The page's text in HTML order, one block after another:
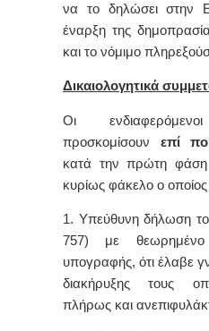
να το δηλώσει στην
έναρξη της
και το νόμιμο
Δικαιολογητικά
Οι
προσκομίσουν επί
κατά την πρώτη φάση
κυρίως φάκελο ο οποίος
1. Υπεύθυνη δήλωση
757) με
υπογραφής, ότι έλαβε
διακήρυξης τους
πλήρως και